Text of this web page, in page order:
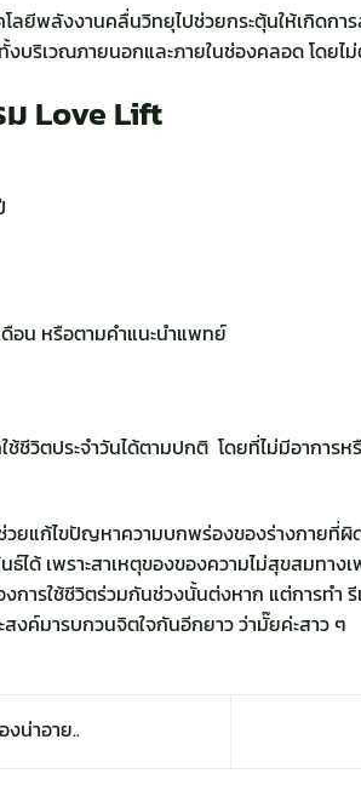
ลยีพลังงานคลื่นวิทยุไปช่วยกระตุ้นให้เกิดก
งบริเวณภายนอกและภายในช่องคลอด โด
Love Lift
อน หรือตามคำแนะนำแพทย์
ชีวิตประจำวันได้ตามปกติ โดยที่ไม่มีอากา
ยแก้ไขปัญหาความบกพร่องของร่างกายที่
ได้ เพราะสาเหตุของของความไม่สุขสมทาง
ารใช้ชีวิตร่วมกันช่วงนั้นต่งหาก แต่การทำ
ค์มารบกวนจิตใจกันอีกยาว ว่ามั๊ยค่ะสาว ๆ
งน่าอาย..